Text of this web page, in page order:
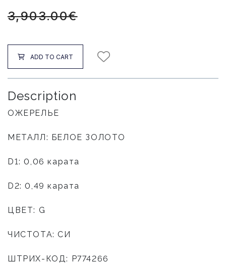
3,903.00€
ADD TO CART
Description
ОЖЕРЕЛЬЕ
МЕТАЛЛ: БЕЛОЕ ЗОЛОТО
D1: 0,06 карата
D2: 0,49 карата
ЦВЕТ: G
ЧИСТОТА: СИ
ШТРИХ-КОД: P774266